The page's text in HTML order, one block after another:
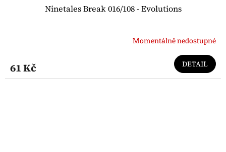
Ninetales Break 016/108 - Evolutions
Momentálně nedostupné
61 Kč DETAIL